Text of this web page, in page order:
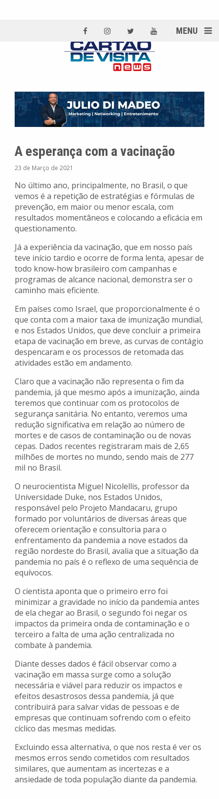
MENU
A esperança com a vacinação
23 de Março de 2021
No último ano, principalmente, no Brasil, o que
vemos é a repetição de estratégias e fórmulas de
prevenção, em maior ou menor escala, com
resultados momentâneos e colocando a eficácia em
questionamento.
Já a experiência da vacinação, que em nosso país
teve início tardio e ocorre de forma lenta, apesar de
todo know-how brasileiro com campanhas e
programas de alcance nacional, demonstra ser o
caminho mais eficiente.
Em países como Israel, que proporcionalmente é o
que conta com a maior taxa de imunização mundial,
e nos Estados Unidos, que deve concluir a primeira
etapa de vacinação em breve, as curvas de contágio
despencaram e os processos de retomada das
atividades estão em andamento.
Claro que a vacinação não representa o fim da
pandemia, já que mesmo após a imunização, ainda
teremos que continuar com os protocolos de
segurança sanitária. No entanto, veremos uma
redução significativa em relação ao número de
mortes e de casos de contaminação ou de novas
cepas. Dados recentes registraram mais de 2,65
milhões de mortes no mundo, sendo mais de 277
mil no Brasil.
O neurocientista Miguel Nicolellis, professor da
Universidade Duke, nos Estados Unidos,
responsável pelo Projeto Mandacaru, grupo
formado por voluntários de diversas áreas que
oferecem orientação e consultoria para o
enfrentamento da pandemia a nove estados da
região nordeste do Brasil, avalia que a situação da
pandemia no país é o reflexo de uma sequência de
equívocos.
O cientista aponta que o primeiro erro foi
minimizar a gravidade no início da pandemia antes
de ela chegar ao Brasil, o segundo foi negar os
impactos da primeira onda de contaminação e o
terceiro a falta de uma ação centralizada no
combate à pandemia.
Diante desses dados é fácil observar como a
vacinação em massa surge como a solução
necessária e viável para reduzir os impactos e
efeitos desastrosos dessa pandemia, já que
contribuirá para salvar vidas de pessoas e de
empresas que continuam sofrendo com o efeito
cíclico das mesmas medidas.
Excluindo essa alternativa, o que nos resta é ver os
mesmos erros sendo cometidos com resultados
similares, que aumentam as incertezas e a
ansiedade de toda população diante da pandemia.